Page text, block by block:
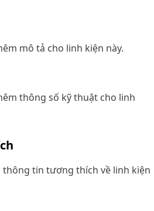
mô tả cho linh kiện này.
thông số kỹ thuật cho linh
tin tương thích về linh kiện